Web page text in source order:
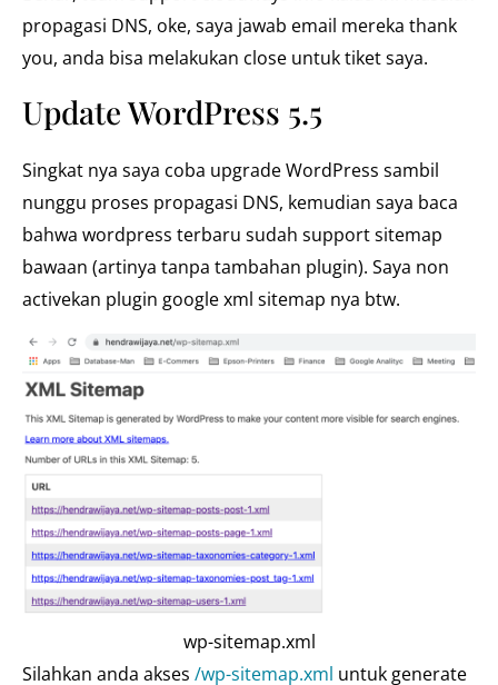
propagasi DNS, oke, saya jawab email mereka thank
you, anda bisa melakukan close untuk tiket saya.
Update WordPress 5.5
Singkat nya saya coba upgrade WordPress sambil
nunggu proses propagasi DNS, kemudian saya baca
bahwa wordpress terbaru sudah support sitemap
bawaan (artinya tanpa tambahan plugin). Saya non
activekan plugin google xml sitemap nya btw.
wp-sitemap.xml
Silahkan anda akses /wp-sitemap.xml untuk generate